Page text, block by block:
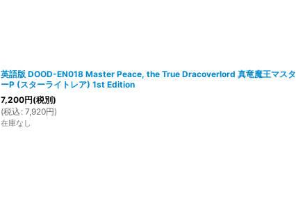
英語版 DOOD-EN018 Master Peace, the True Dracoverlord 真竜魔王マスタ
ーP (スターライトレア) 1st Edition
7,200円(税別)
(税込 : 7,920円)
在庫なし